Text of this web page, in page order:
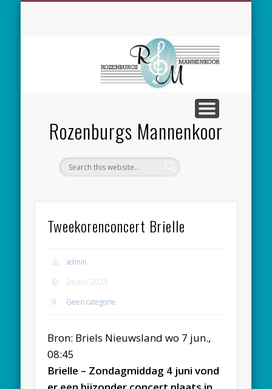
Rozenburgs Mannenkoor
Tweekorenconcert Brielle
admin
24 juni 2023
Geen categorie
Bron: Briels Nieuwsland wo 7 jun.,
08:45
Brielle – Zondagmiddag 4 juni vond